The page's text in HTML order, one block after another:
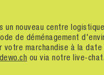
nouveau centre
de déménagement
marchandise à la date
ou via notre live-chat.